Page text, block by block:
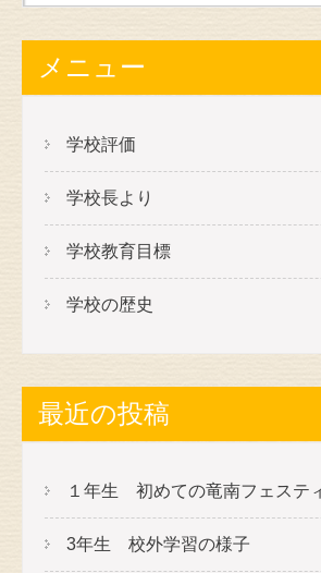
ビ
ゲ
ー
シ
ョ
ン
メニュー
学校評価
学校長より
学校教育目標
学校の歴史
最近の投稿
１年生 初めての竜南フェステ
3年生 校外学習の様子